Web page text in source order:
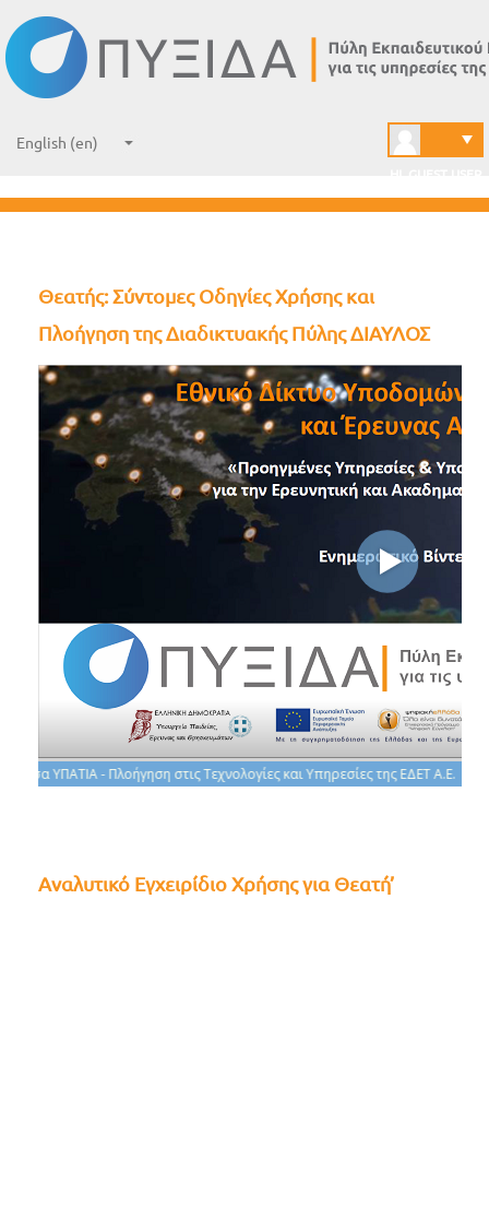
Home → Courses Δίαυλος - Ζωντανές Διαδικτυακές Μεταδόσεις
→
Χρήση Υπηρεσίας
Θεατής: Σύντομες Οδηγίες Χρήσης και
Πλοήγηση της Διαδικτυακής Πύλης ΔΙΑΥΛΟΣ
Αναλυτικό Εγχειρίδιο Χρήσης για Θεατή’